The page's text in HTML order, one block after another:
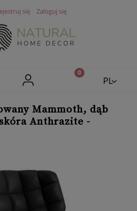
się Zaloguj się
PL
Mammoth, dąb
Anthrazite -